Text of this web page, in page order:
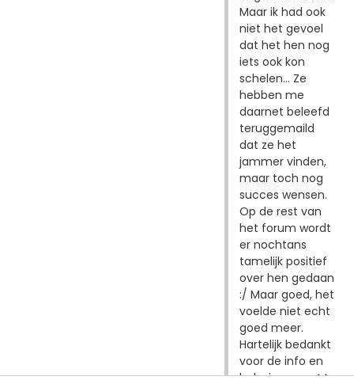
Maar ik had ook
niet het gevoel
dat het hen nog
iets ook kon
schelen... Ze
hebben me
daarnet beleefd
teruggemaild
dat ze het
jammer vinden,
maar toch nog
succes wensen.
Op de rest van
het forum wordt
er nochtans
tamelijk positief
over hen gedaan
:/ Maar goed, het
voelde niet echt
goed meer.
Hartelijk bedankt
voor de info en
hulp, jongens ^^